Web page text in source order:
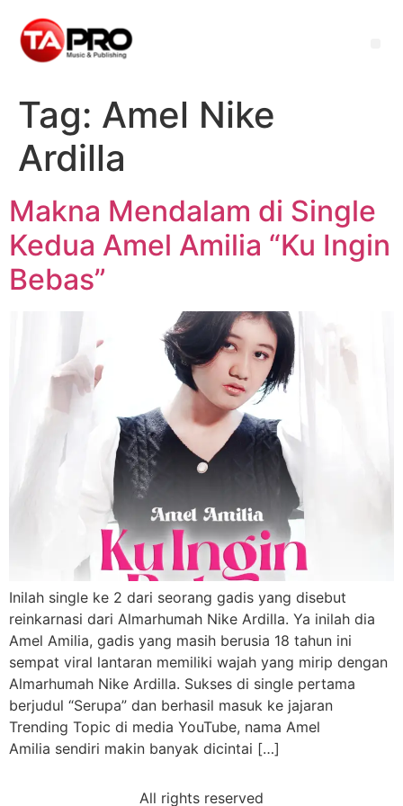
Tag: Amel Nike
Ardilla
Makna Mendalam di Single
Kedua Amel Amilia “Ku Ingin
Bebas”
Inilah single ke 2 dari seorang gadis yang disebut
reinkarnasi dari Almarhumah Nike Ardilla. Ya inilah dia
Amel Amilia, gadis yang masih berusia 18 tahun ini
sempat viral lantaran memiliki wajah yang mirip dengan
Almarhumah Nike Ardilla. Sukses di single pertama
berjudul “Serupa” dan berhasil masuk ke jajaran
Trending Topic di media YouTube, nama Amel
Amilia sendiri makin banyak dicintai […]
All rights reserved